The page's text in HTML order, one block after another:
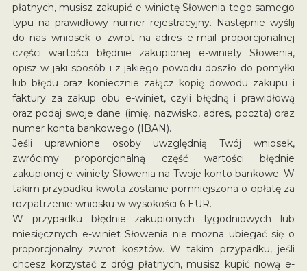
płatnych, musisz zakupić e-winietę Słowenia tego samego
typu na prawidłowy numer rejestracyjny. Następnie wyślij
do nas wniosek o zwrot na adres e-mail proporcjonalnej
części wartości błędnie zakupionej e-winiety Słowenia,
opisz w jaki sposób i z jakiego powodu doszło do pomyłki
lub błędu oraz koniecznie załącz kopię dowodu zakupu i
faktury za zakup obu e-winiet, czyli błędną i prawidłową
oraz podaj swoje dane (imię, nazwisko, adres, poczta) oraz
numer konta bankowego (IBAN).
Jeśli uprawnione osoby uwzględnią Twój wniosek,
zwrócimy proporcjonalną część wartości błędnie
zakupionej e-winiety Słowenia na Twoje konto bankowe. W
takim przypadku kwota zostanie pomniejszona o opłatę za
rozpatrzenie wniosku w wysokości 6 EUR.
W przypadku błędnie zakupionych tygodniowych lub
miesięcznych e-winiet Słowenia nie można ubiegać się o
proporcjonalny zwrot kosztów. W takim przypadku, jeśli
chcesz korzystać z dróg płatnych, musisz kupić nową e-